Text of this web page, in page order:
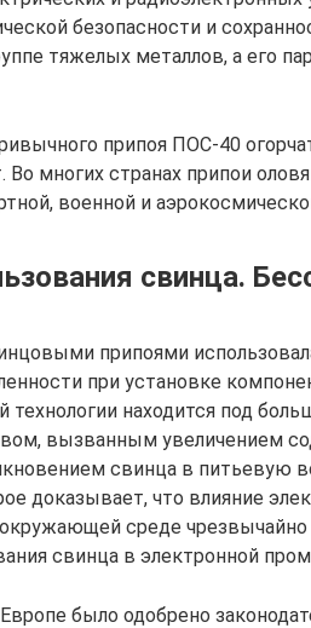
безопасности и
тяжелых металлов, а его
припоя ПОС-40
Во многих странах припои
военной и
свинца.
припоями
при установке
технологии находится под
вызванным увеличением
свинца в питьевую
доказывает, что влияние
среде
свинца в электронной
было одобрено